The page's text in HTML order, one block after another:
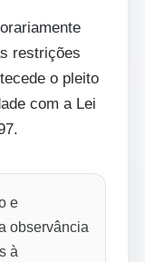
restrições
o pleito
com a Lei
e
observância
à